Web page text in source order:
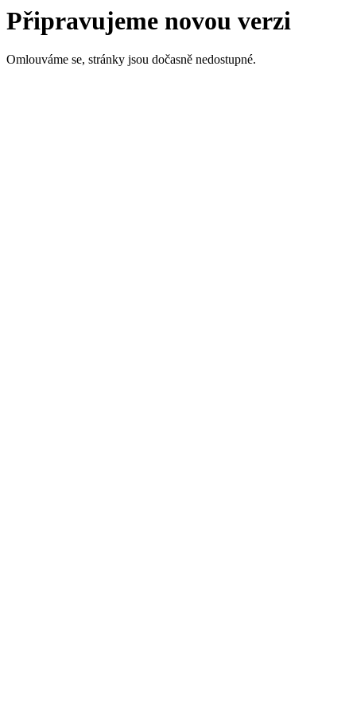
Připravujeme novou verzi
Omlouváme se, stránky jsou dočasně nedostupné.